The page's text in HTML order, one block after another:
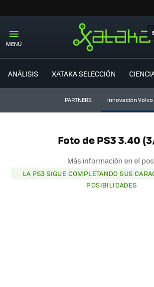
MENÚ
ANÁLISIS XATAKA SELECCIÓN
PARTNERS Innovación Volvo
Foto de PS3 3.40
Más información en el
LA PS3 SIGUE COMPLETANDO SUS
POSIBILIDADES